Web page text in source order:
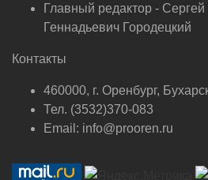
Главный редактор - Сергей
Геннадьевич Городецкий
Контакты
460000, г. Оренбург,
Тел. (3532)370-083
Email: info@prooren.ru